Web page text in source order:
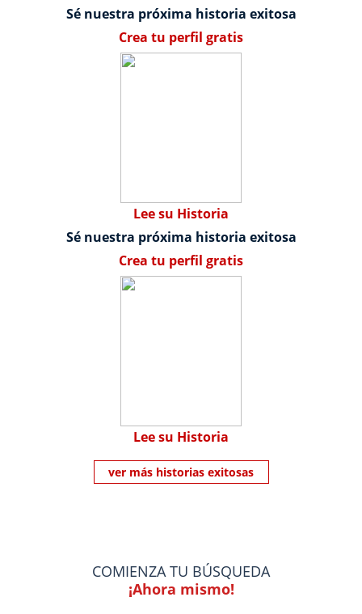
Sé nuestra próxima historia exitosa
Crea tu perfil gratis
Lee su Historia
Sé nuestra próxima historia exitosa
Crea tu perfil gratis
Lee su Historia
ver más historias exitosas
COMIENZA TU BÚSQUEDA
¡Ahora mismo!